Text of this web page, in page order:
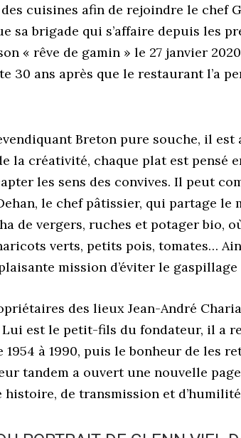
cuisines afin de rejoindre le chef
sa brigade qui s’affaire depuis les
« rêve de gamin » le 27 janvier
ans après que le restaurant l’a
Breton pure souche, il
la créativité, chaque plat est pensé
les sens des convives. Il peut
le chef pâtissier, qui partage le
de vergers, ruches et potager bio,
verts, petits pois, tomates…
mission d’éviter le
des lieux Jean-André
Lui est le petit-fils du fondateur, il a
à 1990, puis le bonheur de les
tandem a ouvert une nouvelle
histoire, de transmission et